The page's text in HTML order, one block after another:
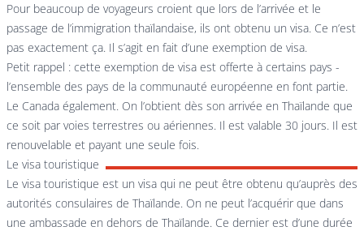
Pour beaucoup de voyageurs croient que lors de l’arrivée et le
passage de l’immigration thaïlandaise, ils ont obtenu un visa. Ce n’est
pas exactement ça. Il s’agit en fait d’une exemption de visa.
Petit rappel : cette exemption de visa est offerte à certains pays -
l’ensemble des pays de la communauté européenne en font partie.
Le Canada également. On l’obtient dès son arrivée en Thaïlande que
ce soit par voies terrestres ou aériennes. Il est valable 30 jours. Il est
renouvelable et payant une seule fois.
Le visa touristique
Le visa touristique est un visa qui ne peut être obtenu qu’auprès des
autorités consulaires de Thaïlande. On ne peut l’acquérir que dans
une ambassade en dehors de Thaïlande. Ce dernier est d’une durée